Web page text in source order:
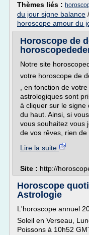
Thèmes liés :
du jour signe balance /
horoscope amour du
Horoscope de
Notre site
votre horoscope de
, en fonction de
astrologiques sont
à cliquer sur le signe
du haut. Ainsi, si
vous souhaitez vous
de vos rêves, rien de
Lire la suite
Site : http://
Horoscope
Astrologie
L'horoscope annuel
Soleil en Verseau,
Poissons à 10h52